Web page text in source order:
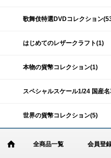
歌舞伎特選DVDコレクション
はじめてのレザークラフト(1)
本物の貨幣コレクション(1)
スペシャルスケール1/24 国産
世界の貨幣コレクション(5)
全商品一覧 会員登